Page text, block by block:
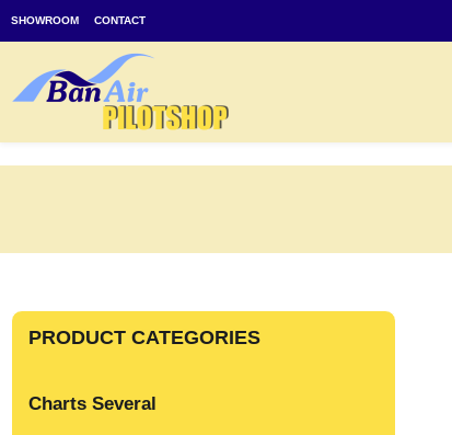
SHOWROOM CONTACT
PRODUCT CATEGORIES
Charts Several